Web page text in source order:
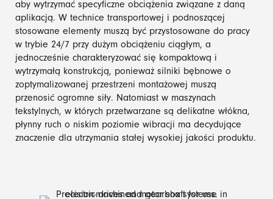
aby wytrzymać specyficzne obciążenia związane z daną
aplikacją. W technice transportowej i podnoszącej
stosowane elementy muszą być przystosowane do pracy
w trybie 24/7 przy dużym obciążeniu ciągłym, a
jednocześnie charakteryzować się kompaktową i
wytrzymałą konstrukcją, ponieważ silniki bębnowe o
zoptymalizowanej przestrzeni montażowej muszą
przenosić ogromne siły. Natomiast w maszynach
tekstylnych, w których przetwarzane są delikatne włókna,
płynny ruch o niskim poziomie wibracji ma decydujące
znaczenie dla utrzymania stałej wysokiej jakości produktu.